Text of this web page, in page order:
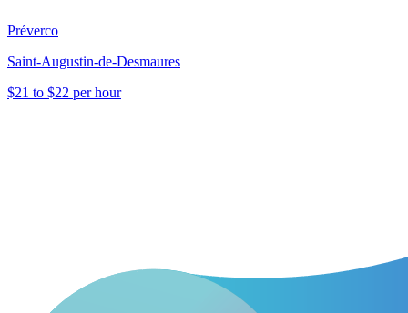
Préverco
Saint-Augustin-de-Desmaures
$21 to $22 per hour